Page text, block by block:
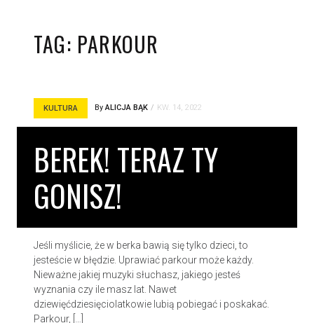
TAG: PARKOUR
KULTURA ByALICJA BĄK KW. 14, 2022
BEREK! TERAZ TY
GONISZ!
Jeśli myślicie, że w berka bawią się tylko dzieci, to
jesteście w błędzie. Uprawiać parkour może każdy.
Nieważne jakiej muzyki słuchasz, jakiego jesteś
wyznania czy ile masz lat. Nawet
dziewięćdziesięciolatkowie lubią pobiegać i poskakać.
Parkour, […]